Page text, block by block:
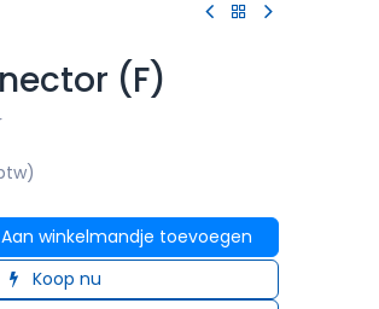
(F)
Aan winkelmandje toevoegen
Koop nu